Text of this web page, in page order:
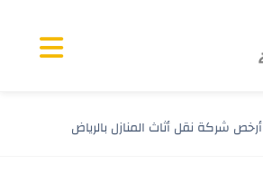
أرخص شركة نقل أثاث المنازل بالرياض